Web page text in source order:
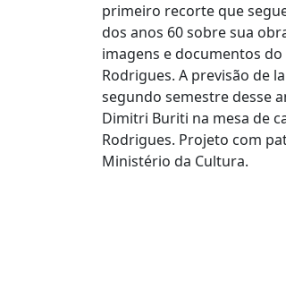
primeiro recorte que
dos anos 60 sobre sua
imagens e documentos
Rodrigues. A previsão de
segundo semestre desse
Dimitri Buriti na mesa de
Rodrigues. Projeto com
Ministério da Cultura.